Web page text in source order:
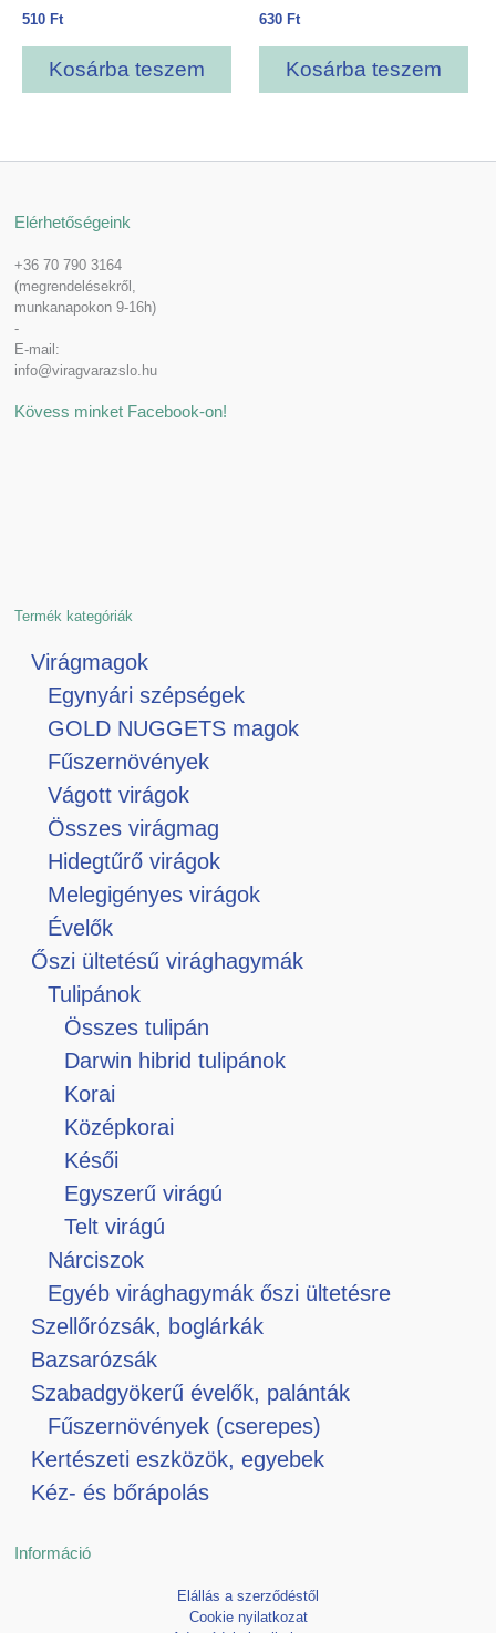
510 Ft
Kosárba teszem
630 Ft
Kosárba teszem
Elérhetőségeink
+36 70 790 3164
(megrendelésekről,
munkanapokon 9-16h)
-
E-mail:
info@viragvarazslo.hu
Kövess minket Facebook-on!
Termék kategóriák
Virágmagok
Egynyári szépségek
GOLD NUGGETS magok
Fűszernövények
Vágott virágok
Összes virágmag
Hidegtűrő virágok
Melegigényes virágok
Évelők
Őszi ültetésű virághagymák
Tulipánok
Összes tulipán
Darwin hibrid tulipánok
Korai
Középkorai
Késői
Egyszerű virágú
Telt virágú
Nárciszok
Egyéb virághagymák őszi ültetésre
Szellőrózsák, boglárkák
Bazsarózsák
Szabadgyökerű évelők, palánták
Fűszernövények (cserepes)
Kertészeti eszközök, egyebek
Kéz- és bőrápolás
Információ
Elállás a szerződéstől
Cookie nyilatkozat